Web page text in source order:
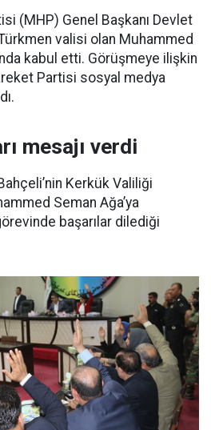
(MHP) Genel Başkanı Devlet
valisi olan Muhammed
kabul etti. Görüşmeye ilişkin
Partisi sosyal medya
mesajı verdi
Kerkük Valiliği
Seman Ağa’ya
başarılar dilediği